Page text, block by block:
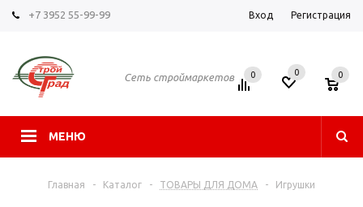
+7 3952 55-99-99 Вход Регистрация
Сеть строймаркетов
МЕНЮ
0 0 0
Главная - Каталог - ТОВАРЫ ДЛЯ ДОМА - Игрушки